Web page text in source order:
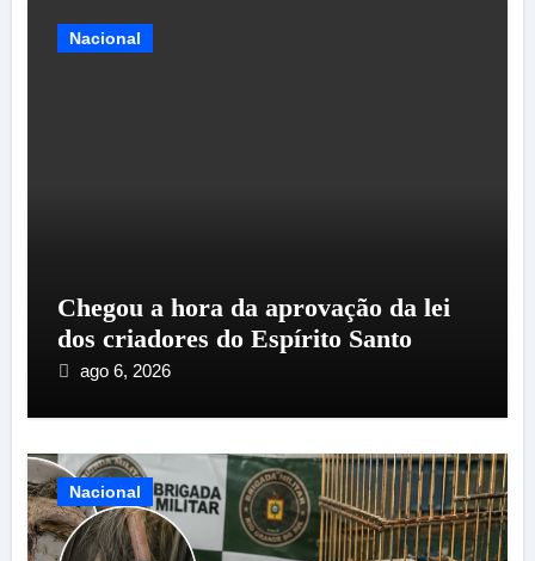
Nacional
Chegou a hora da aprovação da lei
dos criadores do Espírito Santo
ago 6, 2026
Nacional